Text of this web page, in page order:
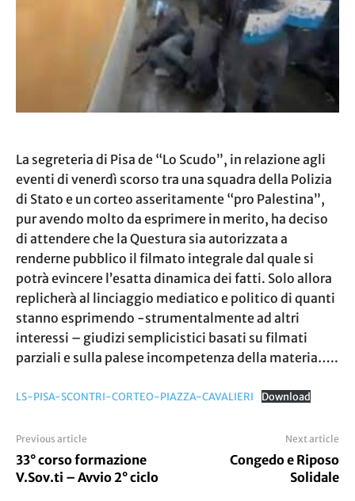
La segreteria di Pisa de “Lo Scudo”, in relazione agli
eventi di venerdì scorso tra una squadra della Polizia
di Stato e un corteo asseritamente “pro Palestina”,
pur avendo molto da esprimere in merito, ha deciso
di attendere che la Questura sia autorizzata a
renderne pubblico il filmato integrale dal quale si
potrà evincere l’esatta dinamica dei fatti. Solo allora
replicherà al linciaggio mediatico e politico di quanti
stanno esprimendo -strumentalmente ad altri
interessi – giudizi semplicistici basati su filmati
parziali e sulla palese incompetenza della materia…..
LS-PISA-SCONTRI-CORTEO-PIAZZA-CAVALIERI Download
Previous article
33° corso formazione
V.Sov.ti – Avvio 2° ciclo
Next article
Congedo e Riposo
Solidale